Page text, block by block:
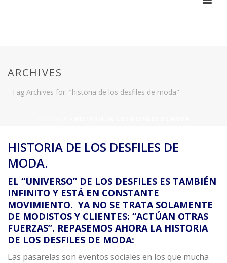
ARCHIVES
Tag Archives for: "historia de los desfiles de moda"
HISTORIA DE LOS DESFILES DE
MODA.
EL “UNIVERSO” DE LOS DESFILES ES TAMBIÉN
INFINITO Y ESTÁ EN CONSTANTE
MOVIMIENTO. YA NO SE TRATA SOLAMENTE
DE MODISTOS Y CLIENTES: “ACTÚAN OTRAS
FUERZAS”. REPASEMOS AHORA LA HISTORIA
DE LOS DESFILES DE MODA:
Las pasarelas son eventos sociales en los que mucha